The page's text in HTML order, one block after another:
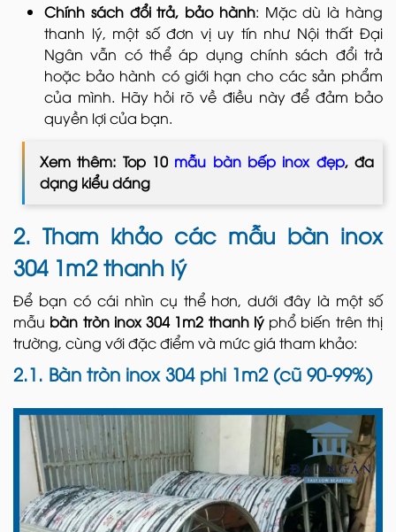
Chính sách đổi trả, bảo hành: Mặc dù là hàng
thanh lý, một số đơn vị uy tín như Nội thất Đại
Ngân vẫn có thể áp dụng chính sách đổi trả
hoặc bảo hành có giới hạn cho các sản phẩm
của mình. Hãy hỏi rõ về điều này để đảm bảo
quyền lợi của bạn.
Xem thêm: Top 10 mẫu bàn bếp inox đẹp, đa
dạng kiểu dáng
2. Tham khảo các mẫu bàn inox
304 1m2 thanh lý
Để bạn có cái nhìn cụ thể hơn, dưới đây là một số
mẫu bàn tròn inox 304 1m2 thanh lýphổ biến trên thị
trường, cùng với đặc điểm và mức giá tham khảo:
2.1. Bàn tròn inox 304 phi 1m2 (cũ 90-99%)